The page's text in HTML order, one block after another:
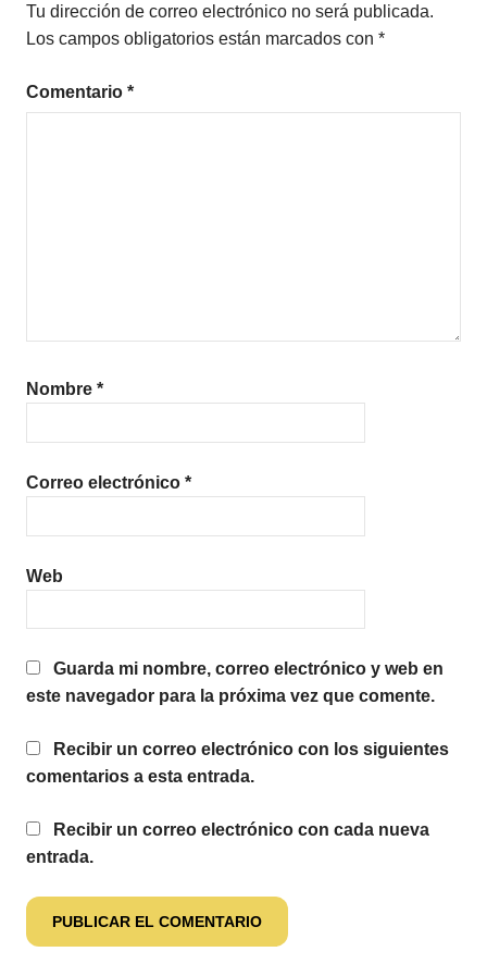
Tu dirección de correo electrónico no será publicada.
Los campos obligatorios están marcados con *
Comentario *
Nombre *
Correo electrónico *
Web
Guarda mi nombre, correo electrónico y web en
este navegador para la próxima vez que comente.
Recibir un correo electrónico con los siguientes
comentarios a esta entrada.
Recibir un correo electrónico con cada nueva
entrada.